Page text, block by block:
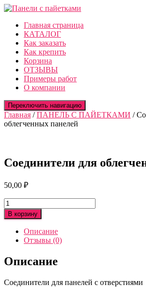
Главная страница
КАТАЛОГ
Как заказать
Как крепить
Корзина
ОТЗЫВЫ
Примеры работ
О компании
Переключить навигацию
Главная /ПАНЕЛЬ С ПАЙЕТКАМИ /
облегченных панелей
Соединители для
50,00 ₽
Количество
товара
Соединители
облегченных
панелей
В корзину
Описание
Отзывы (0)
Описание
Соединители для панелей с отверстиями